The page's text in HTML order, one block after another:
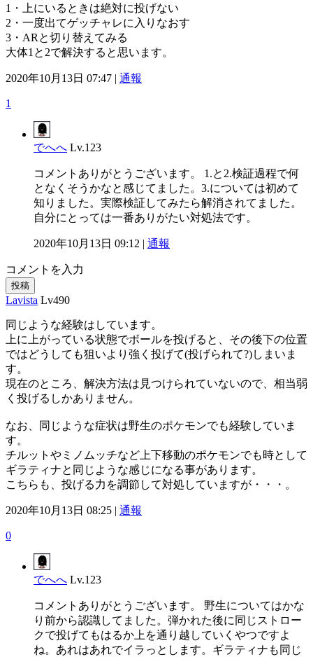
1・上にいるときは絶対に投げない
2・一度出てゲッチャレに入りなおす
3・ARと切り替えてみる
大体1と2で解決すると思います。
2020年10月13日 07:47 | 通報
1
でへへ Lv.123
コメントありがとうございます。 1.と2.検証過程で何
となくそうかなと感じてました。3.については初めて
知りました。実際検証してみたら解消されてました。
自分にとっては一番ありがたい対処法です。
2020年10月13日 09:12 | 通報
コメントを入力
投稿
Lavista Lv490
同じような経験はしています。
上に上がっている状態でボールを投げると、その後下の位置
ではどうしても狙いより強く投げて(投げられて?)しまいま
す。
現在のところ、解決方法は見つけられていないので、相当弱
く投げるしかありません。
なお、同じような症状は野生のポケモンでも経験していま
す。
チルットやミノムッチなど上下移動のポケモンでも時として
ギラティナと同じような感じになる事があります。
こちらも、投げる力を調節して対処していますが・・・。
2020年10月13日 08:25 | 通報
0
でへへ Lv.123
コメントありがとうございます。 野生についてはかな
り前から認識してました。弾かれた後に同じストロー
クで投げてもはるか上を通り越していくやつですよ
ね。あれはあれでイラっとします。ギラティナも同じ